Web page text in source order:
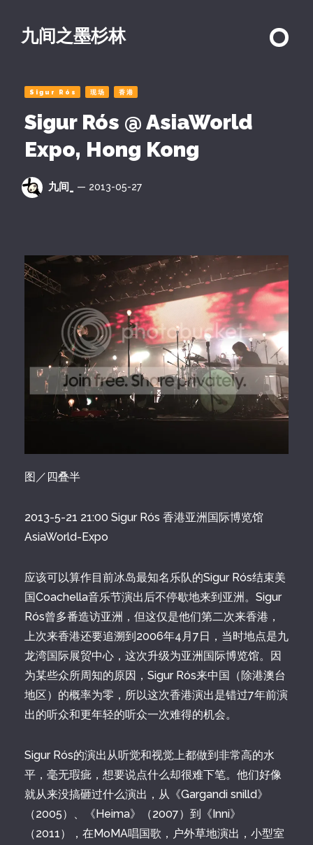
九间之墨杉林
Sigur Rós 现场 香港
Sigur Rós @ AsiaWorld
Expo, Hong Kong
九间_ — 2013-05-27
图／四叠半
2013-5-21 21:00 Sigur Rós 香港亚洲国际博览馆
AsiaWorld-Expo
应该可以算作目前冰岛最知名乐队的Sigur Rós结束美
国Coachella音乐节演出后不停歇地来到亚洲。Sigur
Rós曾多番造访亚洲，但这仅是他们第二次来香港，
上次来香港还要追溯到2006年4月7日，当时地点是九
龙湾国际展贸中心，这次升级为亚洲国际博览馆。因
为某些众所周知的原因，Sigur Rós来中国（除港澳台
地区）的概率为零，所以这次香港演出是错过7年前演
出的听众和更年轻的听众一次难得的机会。
Sigur Rós的演出从听觉和视觉上都做到非常高的水
平，毫无瑕疵，想要说点什么却很难下笔。他们好像
就从来没搞砸过什么演出，从《Gargandi snilld》
（2005）、《Heima》（2007）到《Inni》
（2011），在MoMA唱国歌，户外草地演出，小型室